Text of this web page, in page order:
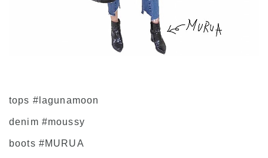
tops #lagunamoon
denim #moussy
boots #MURUA